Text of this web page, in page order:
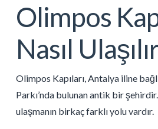
Olimpos
Nasıl
Olimpos Kapıları, Antalya iline
Parkı’nda bulunan antik bir
ulaşmanın birkaç farklı yolu vardır.